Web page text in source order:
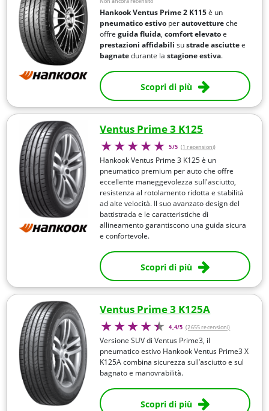
Hankook Ventus Prime 2 K115è un
pneumatico estivo perautovettureche
offreguida fluida,comfort elevatoe
prestazioni affidabili sustrade asciuttee
bagnatedurante lastagione estiva.
Scopri di più
Ventus Prime 3 K125
5/5 (1 recensioni)
Hankook Ventus Prime 3 K125 è un
pneumatico premium per auto che offre
eccellente maneggevolezza sull'asciutto,
resistenza al rotolamento ridotta e stabilità
ad alte velocità. Il suo avanzato design del
battistrada e le caratteristiche di
allineamento garantiscono una guida sicura
e confortevole.
Scopri di più
Ventus Prime 3 K125A
4,4/5 (2655 recensioni)
Versione SUV di Ventus Prime3, il
pneumatico estivo Hankook Ventus Prime3 X
K125A combina sicurezza sull’asciutto e sul
bagnato e manovrabilità.
Scopri di più